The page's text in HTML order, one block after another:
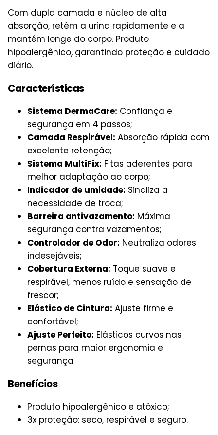
Com dupla camada e núcleo de alta
absorção, retém a urina rapidamente e a
mantém longe do corpo. Produto
hipoalergênico, garantindo proteção e cuidado
diário.
Características
Sistema DermaCare: Confiança e
segurança em 4 passos;
Camada Respirável: Absorção rápida com
excelente retenção;
Sistema MultiFix: Fitas aderentes para
melhor adaptação ao corpo;
Indicador de umidade: Sinaliza a
necessidade de troca;
Barreira antivazamento: Máxima
segurança contra vazamentos;
Controlador de Odor: Neutraliza odores
indesejáveis;
Cobertura Externa: Toque suave e
respirável, menos ruído e sensação de
frescor;
Elástico de Cintura: Ajuste firme e
confortável;
Ajuste Perfeito: Elásticos curvos nas
pernas para maior ergonomia e
segurança
Benefícios
Produto hipoalergênico e atóxico;
3x proteção: seco, respirável e seguro.